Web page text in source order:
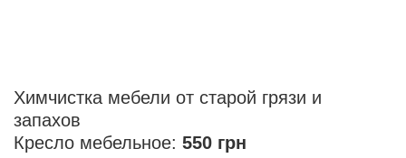
Химчистка мебели от старой грязи и
запахов
Кресло мебельное: 550 грн